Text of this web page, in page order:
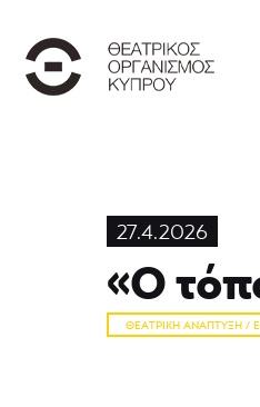
27.4.2026
«Ο
ΘΕΑΤΡΙΚΉ ΑΝΆΠΤΥΞΗ /